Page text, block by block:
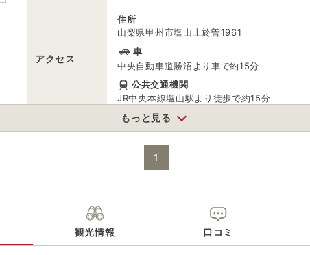
アクセス
住所
山梨県甲州市塩山上於曽1961
車
中央自動車道勝沼より車で約15分
公共交通機関
JR中央本線塩山駅より徒歩で約15分
駐車場 無料（30台）
0553333123
※ 掲載情報は変更になる場合があります。最新の内容はご利用前にご自
※ 料金情報は税込・税抜表記が混ざっております。正しい金額はご利用
もっと見る
1
観光情報 口コミ